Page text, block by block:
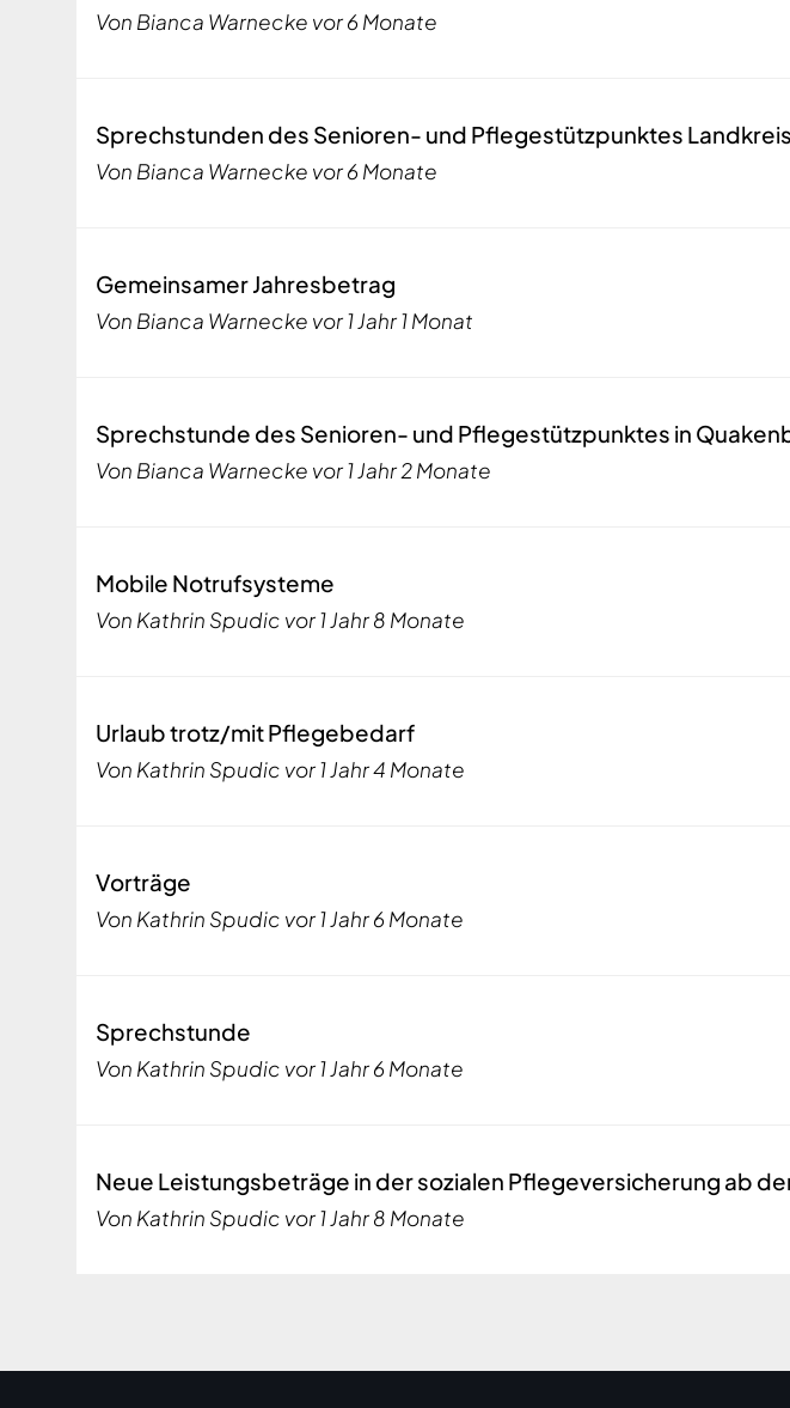
Thema
Von Bianca Warnecke vor 6 Monate
Normales
Thema
Sprechstunden des Senioren- und Pflegestützpunktes
Von Bianca Warnecke vor 6 Monate
Normales
Thema
Gemeinsamer Jahresbetrag
Von Bianca Warnecke vor 1 Jahr 1 Monat
Normales
Thema
Sprechstunde des Senioren- und Pflegestützpunktes in
Von Bianca Warnecke vor 1 Jahr 2 Monate
Normales
Thema
Mobile Notrufsysteme
Von Kathrin Spudic vor 1 Jahr 8 Monate
Normales
Thema
Urlaub trotz/mit Pflegebedarf
Von Kathrin Spudic vor 1 Jahr 4 Monate
Normales
Thema
Vorträge
Von Kathrin Spudic vor 1 Jahr 6 Monate
Normales
Thema
Sprechstunde
Von Kathrin Spudic vor 1 Jahr 6 Monate
Normales
Thema
Neue Leistungsbeträge in der sozialen Pflegeversicherung ab
Von Kathrin Spudic vor 1 Jahr 8 Monate